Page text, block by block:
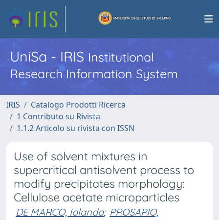
UniSa - IRISInstitutional
Research Information System
IRIS
Catalogo Prodotti Ricerca
1 Contributo su Rivista
1.1.2 Articolo su rivista con ISSN
Use of solvent mixtures in
supercritical antisolvent process to
modify precipitates morphology:
Cellulose acetate microparticles
DE MARCO, Iolanda; PROSAPIO,